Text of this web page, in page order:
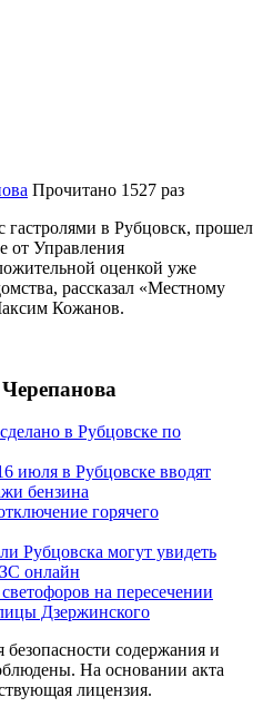
Прочитано 1527 раз
в Рубцовск, прошел
от Управления
оценкой уже
рассказал «Местному
Кожанов.
в Рубцовске по
июля в Рубцовске вводят
бензина
горячего
Рубцовска могут увидеть
онлайн
на пересечении
Дзержинского
содержания и
На основании акта
лицензия.